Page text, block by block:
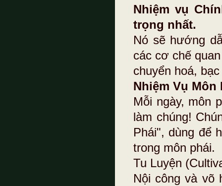
Nhiệm vụ
trọng nhất.
Nó sẽ hướng
các cơ chế
chuyển hoá,
Nhiệm Vụ Môn
Mỗi ngày, môn
làm chúng!
Phái", dùng để
trong môn phái.
Tu Luyện
Nội công và võ